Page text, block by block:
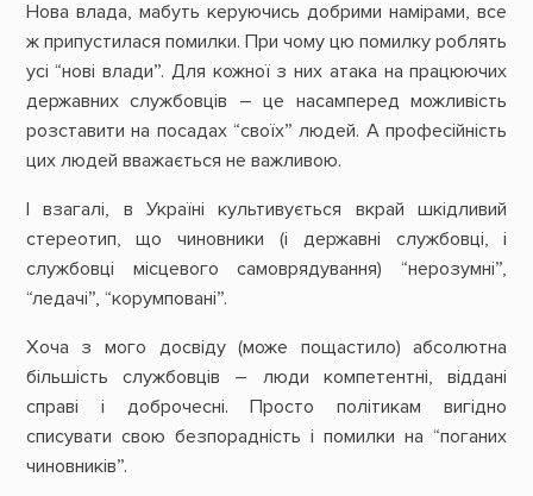
Нова влада, мабуть керуючись добрими намірами, все
ж припустилася помилки. При чому цю помилку роблять
усі “нові влади”. Для кожної з них атака на працюючих
державних службовців – це насамперед можливість
розставити на посадах “своїх” людей. А професійність
цих людей вважається не важливою.
І взагалі, в Україні культивується вкрай шкідливий
стереотип, що чиновники (і державні службовці, і
службовці місцевого самоврядування) “нерозумні”,
“ледачі”, “корумповані”.
Хоча з мого досвіду (може пощастило) абсолютна
більшість службовців – люди компетентні, віддані
справі і доброчесні. Просто політикам вигідно
списувати свою безпорадність і помилки на “поганих
чиновників”.